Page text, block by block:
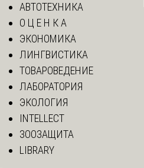
АВТОТЕХНИКА
О Ц Е Н К А
ЭКОНОМИКА
ЛИНГВИСТИКА
ТОВАРОВЕДЕНИЕ
ЛАБОРАТОРИЯ
ЭКОЛОГИЯ
INTELLECT
ЗООЗАЩИТА
LIBRARY